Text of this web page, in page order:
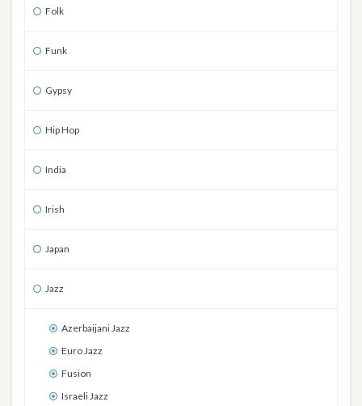
Folk
Funk
Gypsy
Hip Hop
India
Irish
Japan
Jazz
Azerbaijani Jazz
Euro Jazz
Fusion
Israeli Jazz